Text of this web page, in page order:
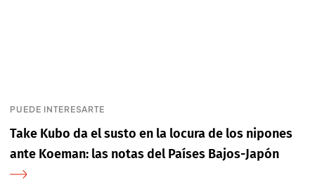
PUEDE INTERESARTE
Take Kubo da el susto en la locura de los nipones
ante Koeman: las notas del Países Bajos-Japón